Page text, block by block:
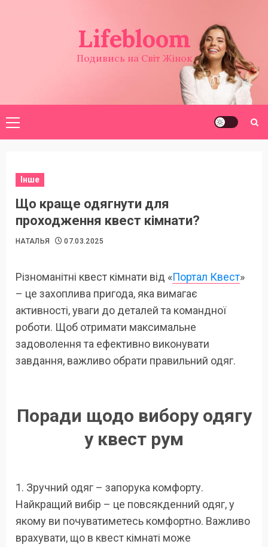
Lifebloom
Подивись на Світ Жінок
Головне
меню
Інше
Що краще одягнути для
проходження квест кімнати?
НАТАЛЬЯ 07.03.2025
Різноманітні квест кімнати від «Портал Квест»
– це захоплива пригода, яка вимагає
активності, уваги до деталей та командної
роботи. Щоб отримати максимальне
задоволення та ефективно виконувати
завдання, важливо обрати правильний одяг.
Поради щодо вибору одягу
у квест рум
1. Зручний одяг – запорука комфорту.
Найкращий вибір – це повсякденний одяг, у
якому ви почуватиметесь комфортно. Важливо
врахувати, що в квест кімнаті може